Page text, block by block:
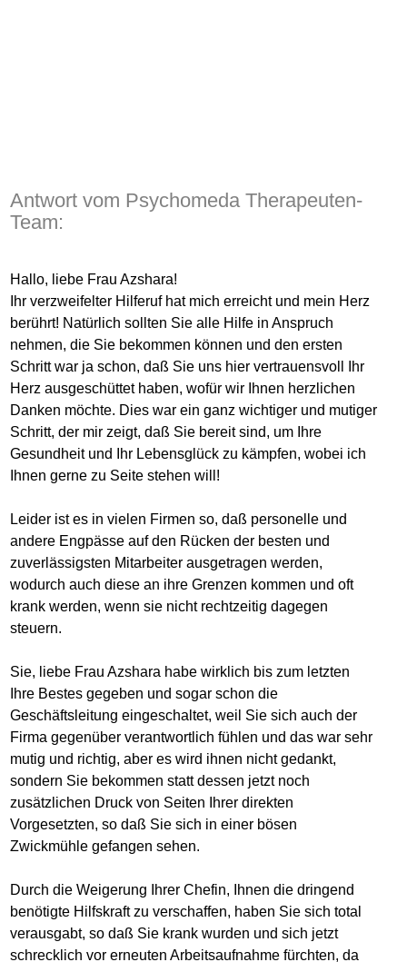
Antwort vom Psychomeda Therapeuten-
Team:
Hallo, liebe Frau Azshara!
Ihr verzweifelter Hilferuf hat mich erreicht und mein Herz
berührt! Natürlich sollten Sie alle Hilfe in Anspruch
nehmen, die Sie bekommen können und den ersten
Schritt war ja schon, daß Sie uns hier vertrauensvoll Ihr
Herz ausgeschüttet haben, wofür wir Ihnen herzlichen
Danken möchte. Dies war ein ganz wichtiger und mutiger
Schritt, der mir zeigt, daß Sie bereit sind, um Ihre
Gesundheit und Ihr Lebensglück zu kämpfen, wobei ich
Ihnen gerne zu Seite stehen will!
Leider ist es in vielen Firmen so, daß personelle und
andere Engpässe auf den Rücken der besten und
zuverlässigsten Mitarbeiter ausgetragen werden,
wodurch auch diese an ihre Grenzen kommen und oft
krank werden, wenn sie nicht rechtzeitig dagegen
steuern.
Sie, liebe Frau Azshara habe wirklich bis zum letzten
Ihre Bestes gegeben und sogar schon die
Geschäftsleitung eingeschaltet, weil Sie sich auch der
Firma gegenüber verantwortlich fühlen und das war sehr
mutig und richtig, aber es wird ihnen nicht gedankt,
sondern Sie bekommen statt dessen jetzt noch
zusätzlichen Druck von Seiten Ihrer direkten
Vorgesetzten, so daß Sie sich in einer bösen
Zwickmühle gefangen sehen.
Durch die Weigerung Ihrer Chefin, Ihnen die dringend
benötigte Hilfskraft zu verschaffen, haben Sie sich total
verausgabt, so daß Sie krank wurden und sich jetzt
schrecklich vor erneuten Arbeitsaufnahme fürchten, da